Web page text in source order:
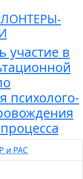
участие в
психолого-
и РАС